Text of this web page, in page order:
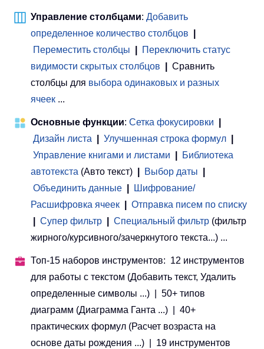
Управление столбцами: Добавить
определенное количество столбцов
Переместить столбцы
Переключить статус
видимости скрытых столбцов
Сравнить
столбцы для выбора одинаковых и разных
ячеек ...
Основные функции: Сетка фокусировки
Дизайн листа
Улучшенная строка формул
Управление книгами и листами
Библиотека
автотекста (Авто текст) Выбор даты
Объединить данные
Шифрование/
Расшифровка ячеек
Отправка писем по списку
Супер фильтр Специальный фильтр (фильтр
жирного/курсивного/зачеркнутого текста...) ...
Топ-15 наборов инструментов: 12 инструментов
для работы с текстом (Добавить текст, Удалить
определенные символы ...) | 50+ типов
диаграмм (Диаграмма Ганта ...) | 40+
практических формул (Расчет возраста на
основе даты рождения ...) | 19 инструментов